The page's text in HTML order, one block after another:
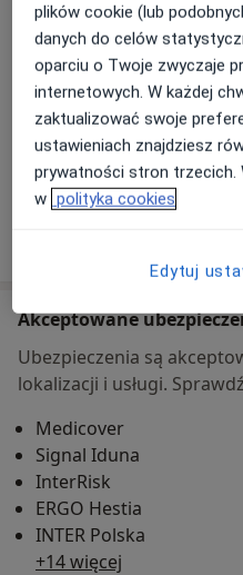
Dostępność
W tym gabinecie nie
internet
Co mam zrobić w tej
Akceptowane
Ubezpieczenia są
lokalizacji i usługi.
Medicover
Signal Iduna
InterRisk
ERGO Hestia
INTER Polska
+14 więcej
plików cookie (lub
danych do celów
oparciu o Twoje zwyczaje
internetowych. W każdej
zaktualizować swoje
ustawieniach znajdziesz
prywatności stron trzecich.
w polityka cookies
Edytuj